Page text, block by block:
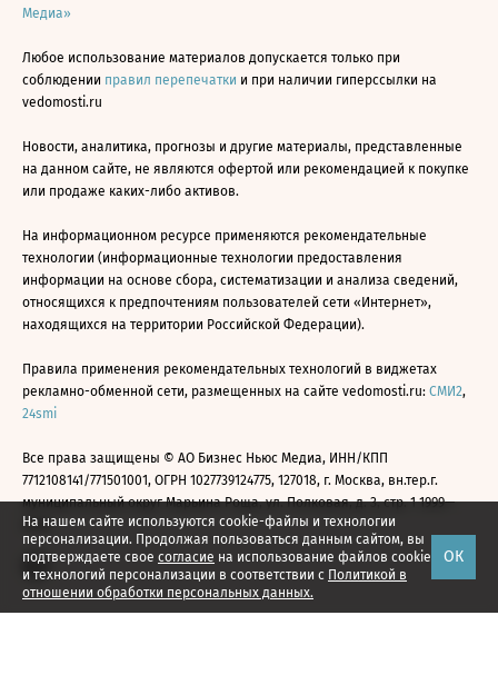
На нашем сайте используются cookie-файлы и технологии
персонализации. Продолжая пользоваться данным сайтом, вы
подтверждаете свое согласие на использование файлов cookie
и технологий персонализации в соответствии с Политикой в
отношении обработки персональных данных.
ОК
Медиа»
Любое использование материалов допускается только при
соблюдении правил перепечатки и при наличии гиперссылки на
vedomosti.ru
Новости, аналитика, прогнозы и другие материалы, представленные
на данном сайте, не являются офертой или рекомендацией к покупке
или продаже каких-либо активов.
На информационном ресурсе применяются рекомендательные
технологии (информационные технологии предоставления
информации на основе сбора, систематизации и анализа сведений,
относящихся к предпочтениям пользователей сети «Интернет»,
находящихся на территории Российской Федерации).
Правила применения рекомендательных технологий в виджетах
рекламно-обменной сети, размещенных на сайте vedomosti.ru: СМИ2,
24smi
Все права защищены © АО Бизнес Ньюс Медиа, ИНН/КПП
7712108141/771501001, ОГРН 1027739124775, 127018, г. Москва, вн.тер.г.
муниципальный округ Марьина Роща, ул. Полковая, д. 3, стр. 1 1999—
2026